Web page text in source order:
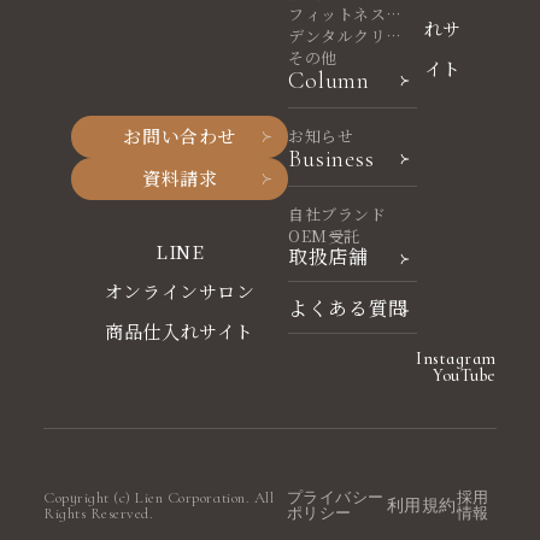
お問い合わせ
資料請求
LINE
オンラインサロン
商品仕入れサイト
フィットネスヨ
ガ
デンタルクリニ
ック
その他
Column
お知らせ
Business
自社ブランド
OEM受託
取扱店舗
よくある質問
れサ
イト
Instagram
YouTube
Copyright (c) Lien Corporation. All
Rights Reserved.
プライバシー
ポリシー
利用規約採用
情報